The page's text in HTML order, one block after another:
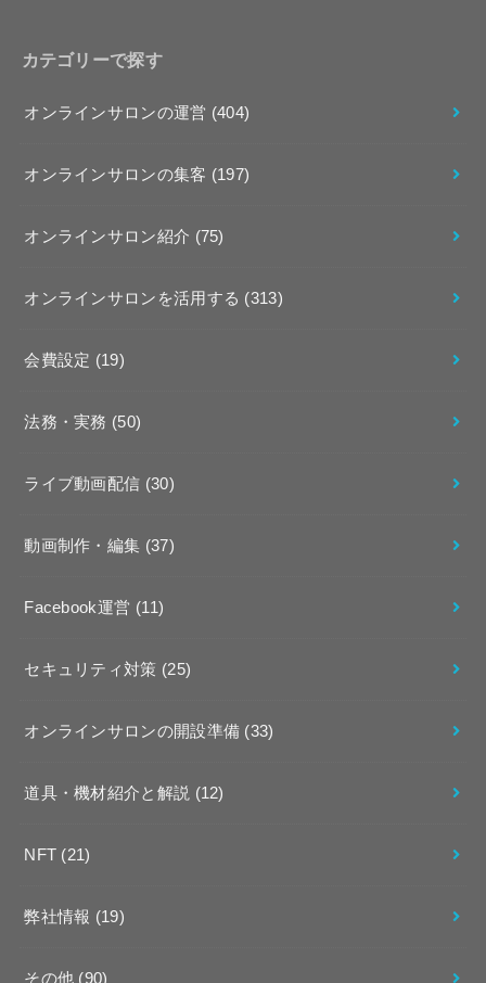
カテゴリーで探す
オンラインサロンの運営 (404)
オンラインサロンの集客 (197)
オンラインサロン紹介 (75)
オンラインサロンを活用する (313)
会費設定 (19)
法務・実務 (50)
ライブ動画配信 (30)
動画制作・編集 (37)
Facebook運営 (11)
セキュリティ対策 (25)
オンラインサロンの開設準備 (33)
道具・機材紹介と解説 (12)
NFT (21)
弊社情報 (19)
その他 (90)